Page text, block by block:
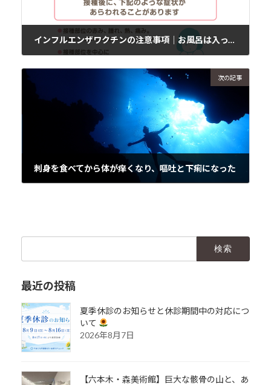
インフルエンザワクチンの注意事項｜お風呂は入っていい？
次の記事
刺身を食べてから体が痒くなり、嘔吐と下痢になった
最近の投稿
夏季休診のお知らせと休診期間中の対応につ
いて
2026年8月7日
【六本木・森美術館】巨大な骸骨の山と、あ